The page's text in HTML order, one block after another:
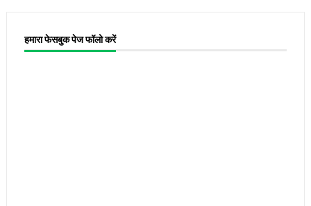
हमारा फेसबुक पेज फॉलो करें